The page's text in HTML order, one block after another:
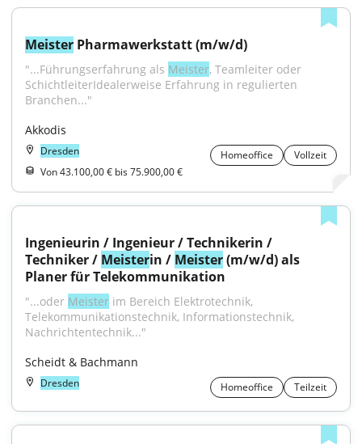
Meister Pharmawerkstatt (m/w/d)
"...Führungserfahrung als Meister, Teamleiter oder
SchichtleiterIdealerweise Erfahrung in regulierten
Branchen..."
Akkodis
Dresden Homeoffice
Vollzeit
Von 43.100,00 € bis 75.900,00 €
Ingenieurin / Ingenieur / Technikerin /
Techniker / Meisterin / Meister (m/w/d) als
Planer für Telekommunikation
"...oder Meister im Bereich Elektrotechnik,
Telekommunikationstechnik, Informationstechnik,
Nachrichtentechnik..."
Scheidt & Bachmann
Dresden Homeoffice Teilzeit